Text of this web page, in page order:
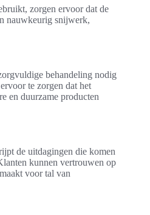
zorgen ervoor dat de
nauwkeurig snijwerk,
behandeling nodig
te zorgen dat het
en duurzame producten
de uitdagingen die komen
kunnen vertrouwen op
voor tal van